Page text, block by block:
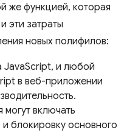
же функцией, которая
эти затраты
новых полифилов:
JavaScript, и любой
в веб-приложении
могут включать
блокировку основного